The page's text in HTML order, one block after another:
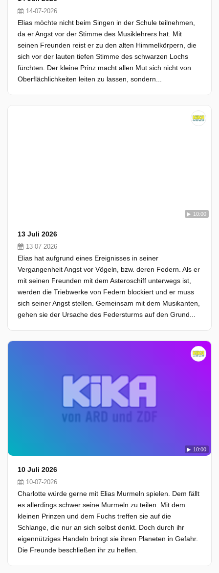
14-07-2026
Elias möchte nicht beim Singen in der Schule teilnehmen,
da er Angst vor der Stimme des Musiklehrers hat. Mit
seinen Freunden reist er zu den alten Himmelkörpern, die
sich vor der lauten tiefen Stimme des schwarzen Lochs
fürchten. Der kleine Prinz macht allen Mut sich nicht von
Oberflächlichkeiten leiten zu lassen, sondern...
10:00
13 Juli 2026
13-07-2026
Elias hat aufgrund eines Ereignisses in seiner
Vergangenheit Angst vor Vögeln, bzw. deren Federn. Als er
mit seinen Freunden mit dem Asteroschiff unterwegs ist,
werden die Triebwerke von Federn blockiert und er muss
sich seiner Angst stellen. Gemeinsam mit dem Musikanten,
gehen sie der Ursache des Federsturms auf den Grund...
10:00
10 Juli 2026
10-07-2026
Charlotte würde gerne mit Elias Murmeln spielen. Dem fällt
es allerdings schwer seine Murmeln zu teilen. Mit dem
kleinen Prinzen und dem Fuchs treffen sie auf die
Schlange, die nur an sich selbst denkt. Doch durch ihr
eigennütziges Handeln bringt sie ihren Planeten in Gefahr.
Die Freunde beschließen ihr zu helfen.